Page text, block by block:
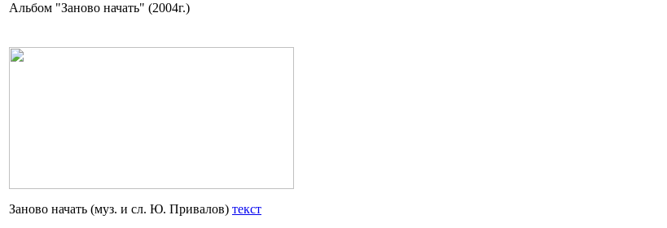
Альбом "Заново начать" (2004г.)
Заново начать (муз. и сл. Ю. Привалов) текст